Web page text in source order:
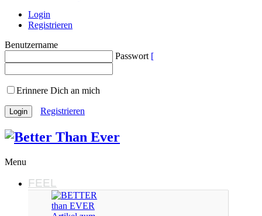
Login
Registrieren
Benutzername
Passwort
Erinnere Dich an mich
Registrieren
Menu
FEEL